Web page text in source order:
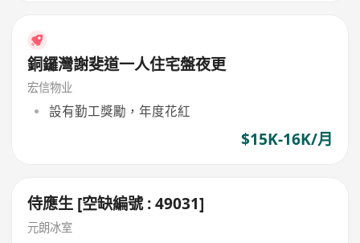
銅鑼灣謝斐道一人住宅盤夜更
宏信物业
設有勤工獎勵，年度花紅
$15K-16K/月
侍應生 [空缺編號 : 49031]
元朗冰室